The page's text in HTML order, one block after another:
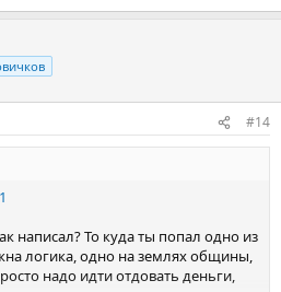
#14
написал? То куда ты попал одно из
логика, одно на землях общины,
надо идти отдовать деньги,